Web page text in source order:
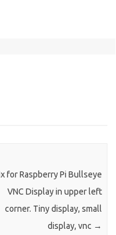
for Raspberry Pi Bullseye
VNC Display in upper left
corner. Tiny display, small
display, vnc →